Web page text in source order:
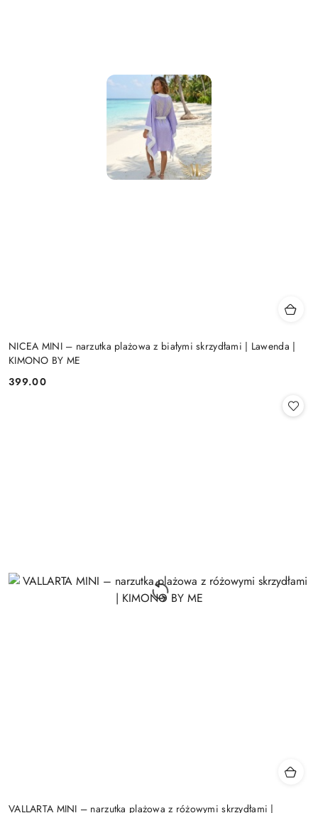
NICEA MINI – narzutka plażowa z białymi skrzydłami | Lawenda |
KIMONO BY ME
Cena:
399.00
VALLARTA MINI – narzutka plażowa z różowymi skrzydłami |